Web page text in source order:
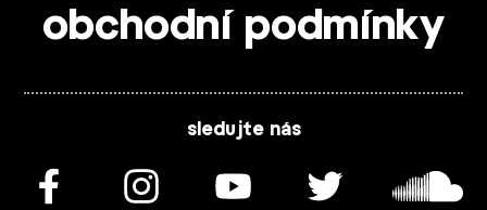
obchodní podmínky
sledujte nás